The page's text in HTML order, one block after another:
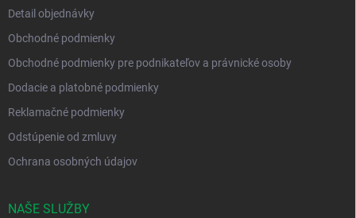
Detail objednávky
Obchodné podmienky
Obchodné podmienky pre podnikateľov a právnické osoby
Dodacie a platobné podmienky
Reklamačné podmienky
Odstúpenie od zmluvy
Ochrana osobných údajov
NAŠE SLUŽBY